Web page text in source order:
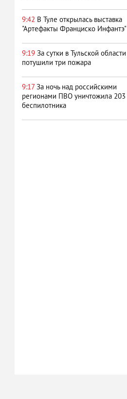
9:42 В Туле открылась выставка
"Артефакты Франциско Инфантэ"
9:19 За сутки в Тульской области
потушили три пожара
9:17 За ночь над российскими
регионами ПВО уничтожила 203
беспилотника